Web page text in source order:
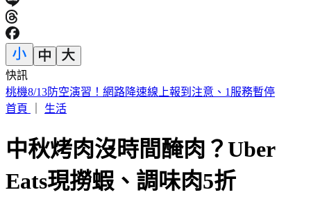
快訊
下週一颱風假？白海豚路徑更偏南了 1縣市恐陸警
首頁
生活
中秋烤肉沒時間醃肉？Uber
Eats現撈蝦、調味肉5折